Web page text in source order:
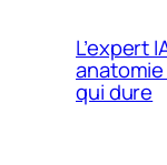
L’expert
qui dure